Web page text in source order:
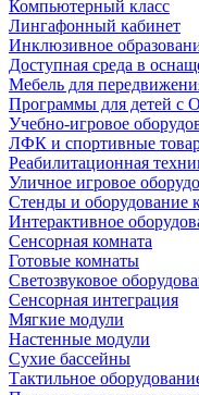
Компьютерный класс
Лингафонный кабинет
Инклюзивное
Доступная среда в
Мебель для
Программы для детей с
Учебно-игровое
ЛФК и спортивные
Реабилитационная
Уличное игровое
Стенды и оборудование
Интерактивное
Сенсорная комната
Готовые комнаты
Светозвуковое
Сенсорная интеграция
Мягкие модули
Настенные модули
Сухие бассейны
Тактильное